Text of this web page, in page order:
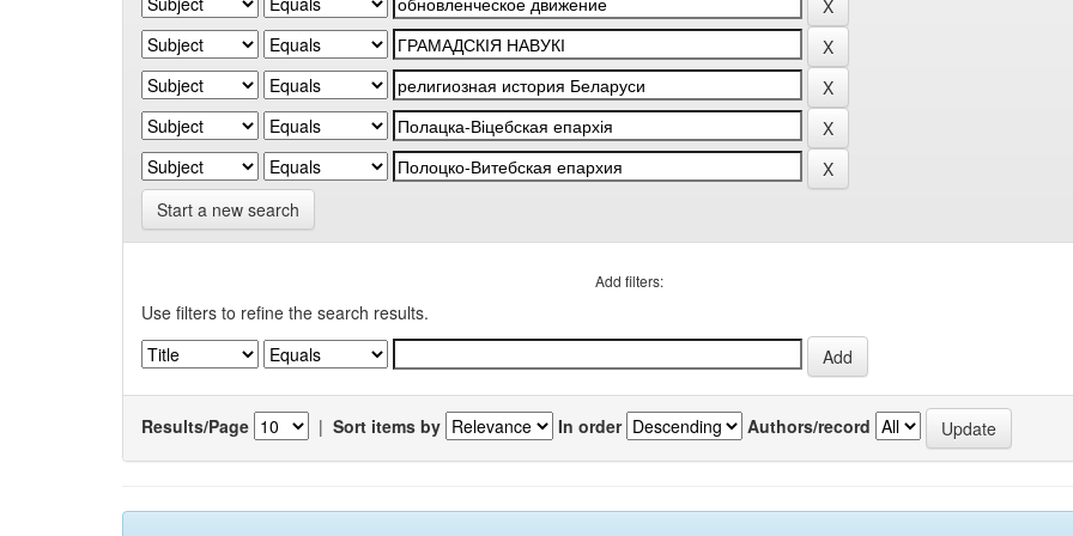
Start a new search
Add filters:
Use filters to refine the search results.
Results/Page | Sort items by In order Authors/record